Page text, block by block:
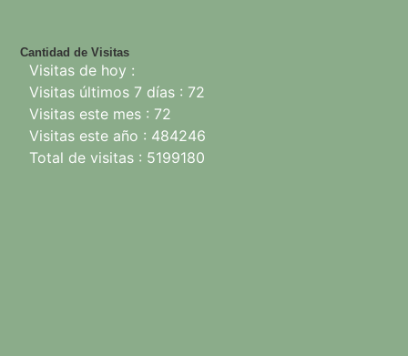
Cantidad de Visitas
Visitas de hoy :
Visitas últimos 7 días : 72
Visitas este mes : 72
Visitas este año : 484246
Total de visitas : 5199180